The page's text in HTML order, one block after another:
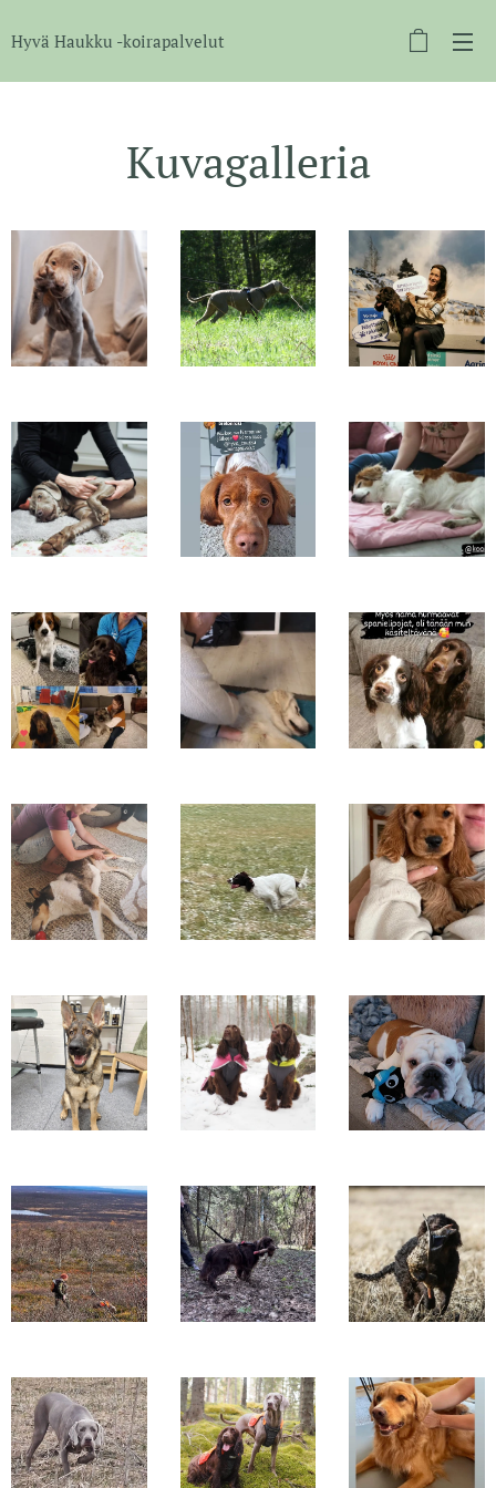
Hyvä Haukku -koirapalvelut
Kuvagalleria